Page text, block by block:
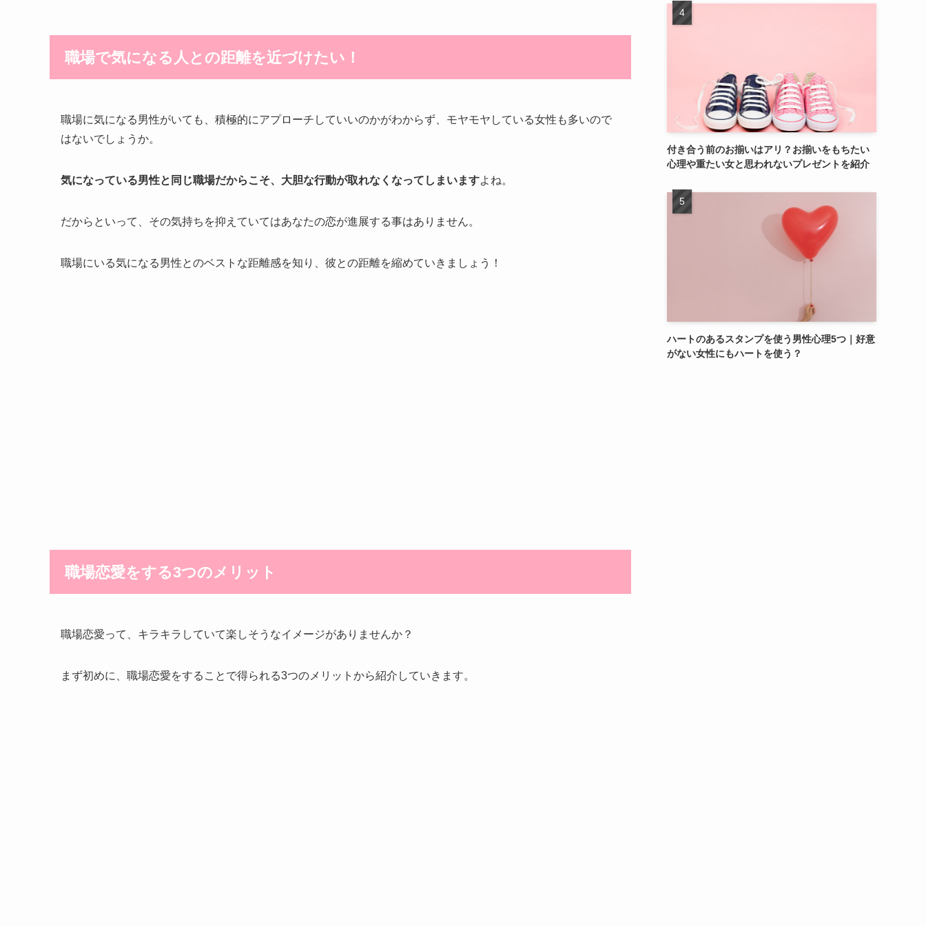
職場で気になる人との距離を近づけたい！
職場に気になる男性がいても、積極的にアプローチしていいのかがわからず、モヤモヤしている女性も多いので
はないでしょうか。
気になっている男性と同じ職場だからこそ、大胆な行動が取れなくなってしまいますよね。
だからといって、その気持ちを抑えていてはあなたの恋が進展する事はありません。
職場にいる気になる男性とのベストな距離感を知り、彼との距離を縮めていきましょう！
職場恋愛をする3つのメリット
職場恋愛って、キラキラしていて楽しそうなイメージがありませんか？
まず初めに、職場恋愛をすることで得られる3つのメリットから紹介していきます。
付き合う前のお揃いはアリ？お揃いをもちたい
心理や重たい女と思われないプレゼントを紹介
ハートのあるスタンプを使う男性心理5つ｜好意
がない女性にもハートを使う？